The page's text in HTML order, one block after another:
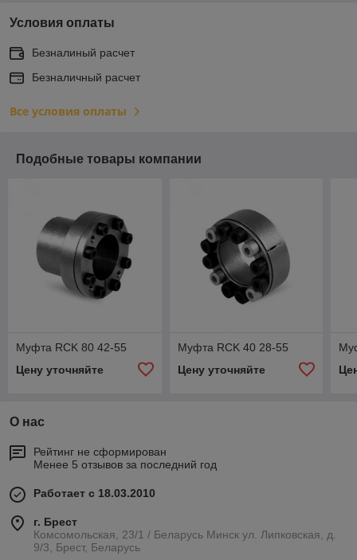
Условия оплаты
Безналиный расчет
Безналичный расчет
Все условия оплаты
Подобные товары компании
Муфта RCK 80 42-55
Цену уточняйте
Муфта RCK 40 28-55
Цену уточняйте
О нас
Рейтинг не сформирован
Менее 5 отзывов за последний год
Работает с 18.03.2010
г. Брест
Комсомольская, 23/1 / Беларусь Минск ул. Липковская, д.
9/3, Брест, Беларусь